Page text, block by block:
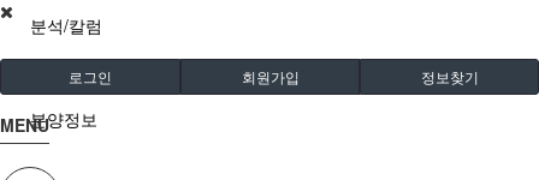
분석/칼럼
분양정보
로그인 회원가입 정보찾기
MENU